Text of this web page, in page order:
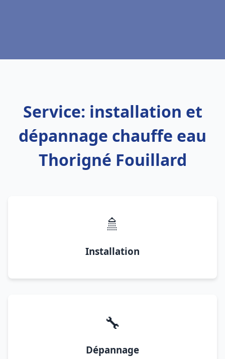
Service: installation et
dépannage chauffe eau
Thorigné Fouillard
🚿
Installation
🔧
Dépannage